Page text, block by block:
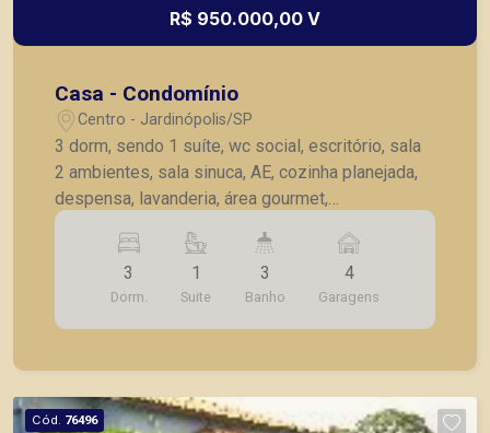
R$ 950.000,00 V
Casa - Condomínio
Centro - Jardinópolis/SP
3 dorm, sendo 1 suíte, wc social, escritório, sala
2 ambientes, sala sinuca, AE, cozinha planejada,
despensa, lavanderia, área gourmet,
churrasqueira, forno pizza, fogão lenha, chopeira,
câmara fria, piscina aquecida com hidro, vestiário,
4 vagas garagem.
3
Dorm.
1
Suite
3
Banho
4
Garagens
Cód. 76496